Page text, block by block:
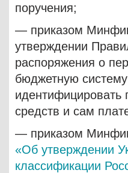
поручения;
— приказом
утверждении
распоряжения о
бюджетную
идентифицировать
средств и сам
— приказом
«Об утверждении
классификации